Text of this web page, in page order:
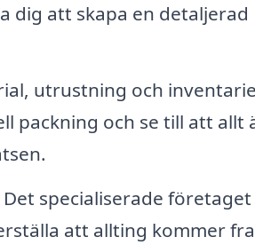
dig att skapa en detaljerad
utrustning och
packning och se till att allt
specialiserade
att allting kommer